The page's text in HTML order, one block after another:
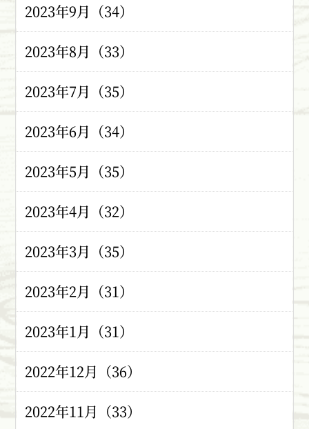
2023年9月（34）
2023年8月（33）
2023年7月（35）
2023年6月（34）
2023年5月（35）
2023年4月（32）
2023年3月（35）
2023年2月（31）
2023年1月（31）
2022年12月（36）
2022年11月（33）